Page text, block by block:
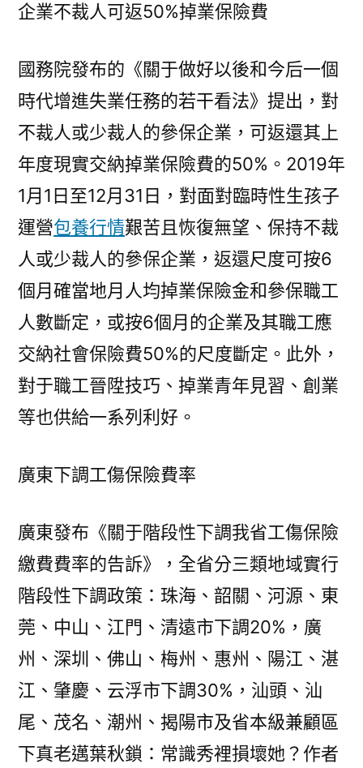
企業不裁人可返50%掉業保險費
國務院發布的《關于做好以後和今后一個
時代增進失業任務的若干看法》提出，對
不裁人或少裁人的參保企業，可返還其上
年度現實交納掉業保險費的50%。2019年
1月1日至12月31日，對面對臨時性生孩子
運營包養行情艱苦且恢復無望、保持不裁
人或少裁人的參保企業，返還尺度可按6
個月確當地月人均掉業保險金和參保職工
人數斷定，或按6個月的企業及其職工應
交納社會保險費50%的尺度斷定。此外，
對于職工晉陞技巧、掉業青年見習、創業
等也供給一系列利好。
廣東下調工傷保險費率
廣東發布《關于階段性下調我省工傷保險
繳費費率的告訴》，全省分三類地域實行
階段性下調政策：珠海、韶關、河源、東
莞、中山、江門、清遠市下調20%，廣
州、深圳、佛山、梅州、惠州、陽江、湛
江、肇慶、云浮市下調30%，汕頭、汕
尾、茂名、潮州、揭陽市及省本級兼顧區
下真老邁葉秋鎖：常識秀裡損壞她？作者